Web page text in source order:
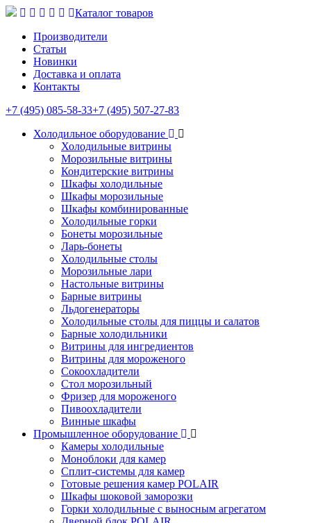
Каталог товаров
Производители
Статьи
Новинки
Доставка и оплата
Контакты
+7 (495) 085-58-33+7 (495) 507-27-83
Холодильное оборудование
Холодильные витрины
Морозильные витрины
Кондитерские витрины
Шкафы холодильные
Шкафы морозильные
Шкафы комбинированные
Холодильные горки
Бонеты морозильные
Ларь-бонеты
Холодильные столы
Морозильные лари
Настольные витрины
Барные витрины
Льдогенераторы
Холодильные столы для пиццы и салатов
Барные холодильники
Витрины для ингредиентов
Витрины для мороженого
Сокоохладители
Стол морозильный
Фризер для мороженого
Пивоохладители
Винные шкафы
Промышленное оборудование
Камеры холодильные
Моноблоки для камер
Сплит-системы для камер
Готовые решения камер POLAIR
Шкафы шоковой заморозки
Горки холодильные с выносным агрегатом